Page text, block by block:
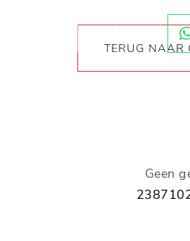
TERUG NAAR
Geen